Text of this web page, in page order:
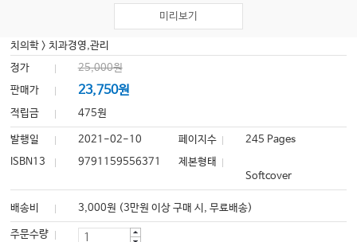
미리보기
치의학 >치과경영,관리
정가
25,000원
판매가
23,750원
적립금 475원
발행일 2021-02-10 페이지수
245 Pages
ISBN13
9791159556371
제본형태
Softcover
배송비 3,000원 (3만원 이상 구매 시, 무료배송)
주문수량